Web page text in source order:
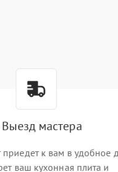
Выезд мастера
к вам в удобное
ваш кухонная плита и